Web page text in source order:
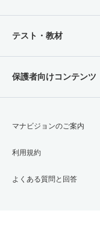
テスト・教材
保護者向けコンテンツ
マナビジョンのご案内
利用規約
よくある質問と回答